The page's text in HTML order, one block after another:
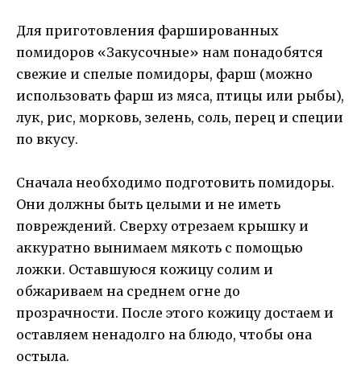
Для приготовления фаршированных
помидоров «Закусочные» нам понадобятся
свежие и спелые помидоры, фарш (можно
использовать фарш из мяса, птицы или рыбы),
лук, рис, морковь, зелень, соль, перец и специи
по вкусу.
Сначала необходимо подготовить помидоры.
Они должны быть целыми и не иметь
повреждений. Сверху отрезаем крышку и
аккуратно вынимаем мякоть с помощью
ложки. Оставшуюся кожицу солим и
обжариваем на среднем огне до
прозрачности. После этого кожицу достаем и
оставляем ненадолго на блюдо, чтобы она
остыла.